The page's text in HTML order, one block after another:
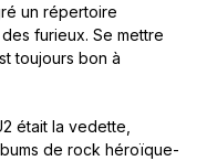
un répertoire
furieux. Se mettre
toujours bon à
était la vedette,
de rock héroïque-